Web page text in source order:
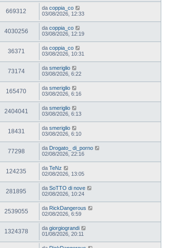
669312 da coppia_co
03/08/2026, 12:33
4030256 da coppia_co
03/08/2026, 12:19
36371 da coppia_co
03/08/2026, 10:31
73174 da smeriglio
03/08/2026, 6:22
165470 da smeriglio
03/08/2026, 6:16
2404041 da smeriglio
03/08/2026, 6:13
18431 da smeriglio
03/08/2026, 6:10
77298 da Drogato_ di_porno
02/08/2026, 22:16
124235 da TeNz
02/08/2026, 13:05
281895 da SoTTO di nove
02/08/2026, 10:24
2539055 da RickDangerous
02/08/2026, 6:59
1324378 da giorgiograndi
01/08/2026, 20:11